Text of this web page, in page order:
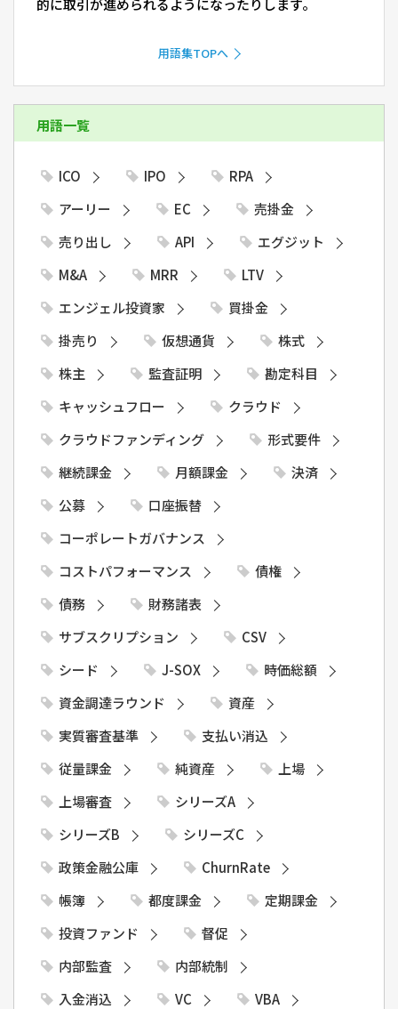
的に取引が進められるようになったりします。
用語集TOPへ
用語一覧
ICO IPO
RPA
アーリー
EC
売掛金
売り出し
API
エグジット
M&A
MRR
LTV
エンジェル投資家
買掛金
掛売り
仮想通貨
株式
株主
監査証明
勘定科目
キャッシュフロー
クラウド
クラウドファンディング
形式要件
継続課金
月額課金
決済
公募
口座振替
コーポレートガバナンス
コストパフォーマンス
債権
債務
財務諸表
サブスクリプション
CSV
シード
J-SOX
時価総額
資金調達ラウンド
資産
実質審査基準
支払い消込
従量課金
純資産
上場
上場審査
シリーズA
シリーズB
シリーズC
政策金融公庫
ChurnRate
帳簿
都度課金
定期課金
投資ファンド
督促
内部監査
内部統制
入金消込
VC VBA